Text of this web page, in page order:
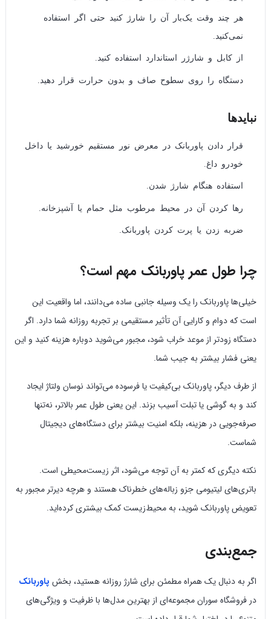
هر چند وقت یک‌بار آن را شارژ کنید حتی اگر استفاده
نمی‌کنید.
از کابل و شارژر استاندارد استفاده کنید.
دستگاه را روی سطوح صاف و بدون حرارت قرار دهید.
نبایدها
قرار دادن پاوربانک در معرض نور مستقیم خورشید یا داخل
خودرو داغ.
استفاده هنگام شارژ شدن.
رها کردن آن در محیط مرطوب مثل حمام یا آشپزخانه.
ضربه زدن یا پرت کردن پاوربانک.
چرا طول عمر پاوربانک مهم است؟
خیلی‌ها پاوربانک را یک وسیله جانبی ساده می‌دانند، اما واقعیت این
است که دوام و کارایی آن تأثیر مستقیمی بر تجربه روزانه شما دارد. اگر
دستگاه زودتر از موعد خراب شود، مجبور می‌شوید دوباره هزینه کنید و این
یعنی فشار بیشتر به جیب شما.
از طرف دیگر، پاوربانک بی‌کیفیت یا فرسوده می‌تواند نوسان ولتاژ ایجاد
کند و به گوشی یا تبلت آسیب بزند. این یعنی طول عمر بالاتر، نه‌تنها
صرفه‌جویی در هزینه، بلکه امنیت بیشتر برای دستگاه‌های دیجیتال
شماست.
نکته دیگری که کمتر به آن توجه می‌شود، اثر زیست‌محیطی است.
باتری‌های لیتیومی جزو زباله‌های خطرناک هستند و هرچه دیرتر مجبور به
تعویض پاوربانک شوید، به محیط‌زیست کمک بیشتری کرده‌اید.
جمع‌بندی
اگر به دنبال یک همراه مطمئن برای شارژ روزانه هستید، بخش پاوربانک
در فروشگاه سوران مجموعه‌ای از بهترین مدل‌ها با ظرفیت و ویژگی‌های